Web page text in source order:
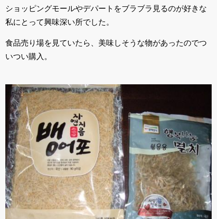
ショッピングモールやデパートをブラブラ見るのが好きな
私にとって興味深い所でした。
食品売り場を見ていたら、美味しそうな物があったのでつ
いつい購入。